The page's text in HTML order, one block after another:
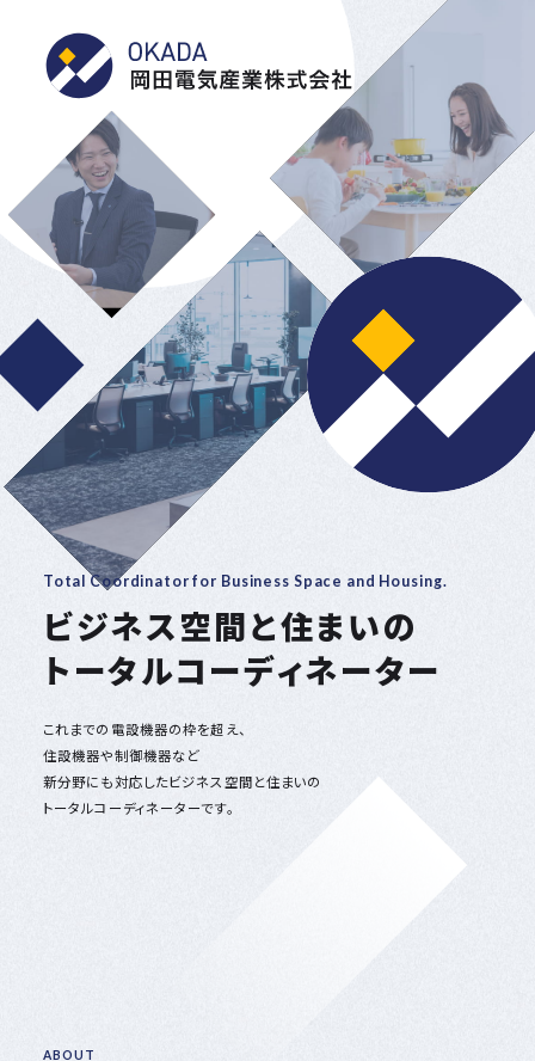
岡田電気産業株式
Wide area network.
国内110を超える
広域ネットワーク
東日本全域に約110の営業所を構え、
そのすべてに大規模な在庫を保有。
お客様の「今すぐ欲しい」に
タイムリーに対応します。
ABOUT